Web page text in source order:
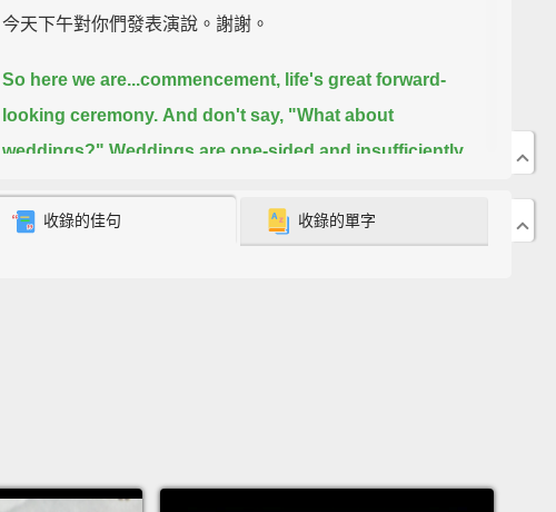
今天下午對你們發表演說。謝謝。
So here we are...commencement, life's great forward-
looking ceremony. And don't say, "What about
weddings?" Weddings are one-sided and insufficiently
than conceding to a list of unreasonable demands,
有被在婚禮上交給新郎。沒有改變身份的宣告。
收錄的佳句 收錄的單字